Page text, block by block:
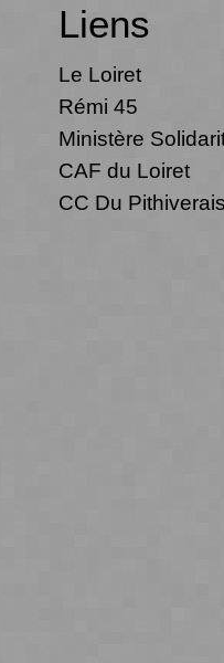
Liens
Le Loiret
Rémi 45
Ministère
CAF du Loiret
CC Du Pithiverais